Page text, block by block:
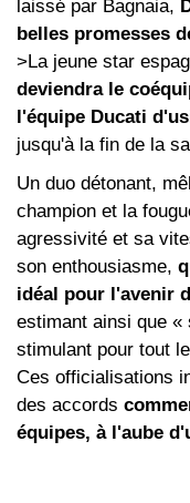
laissé par Bagnaia,
belles promesses
>La jeune star
deviendra le
l'équipe Ducati
jusqu'à la fin de la
Un duo détonant,
champion et la
agressivité et sa
son enthousiasme,
idéal pour l'avenir
estimant ainsi que «
stimulant pour tout
Ces officialisations
des accords
équipes, à l'aube